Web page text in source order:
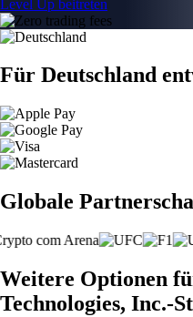
Level Up beitreten
Für Deutschland
Globale
Weitere Optionen
Technologies, Inc.-